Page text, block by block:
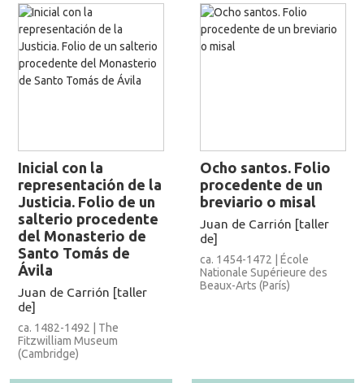
Inicial con la
representación de la
Justicia. Folio de un
salterio procedente
del Monasterio de
Santo Tomás de
Ávila
Juan de Carrión [taller
de]
ca. 1482-1492 | The
Fitzwilliam Museum
(Cambridge)
Ocho santos. Folio
procedente de un
breviario o misal
Juan de Carrión [taller
de]
ca. 1454-1472 | École
Nationale Supérieure des
Beaux-Arts (París)